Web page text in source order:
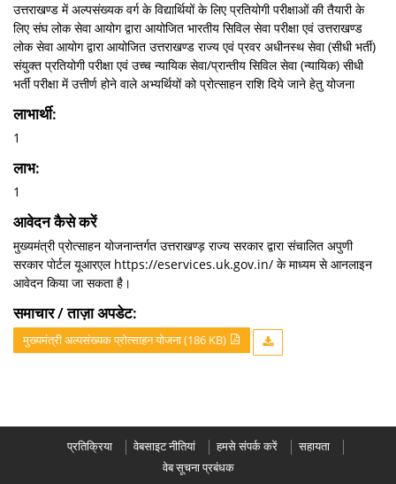
उत्तराखण्ड में अल्पसंख्यक वर्ग के विद्यार्थियों के लिए प्रतियोगी परीक्षाओं की तैयारी के
लिए संघ लोक सेवा आयोग द्वारा आयोजित भारतीय सिविल सेवा परीक्षा एवं उत्तराखण्ड
लोक सेवा आयोग द्वारा आयोजित उत्तराखण्ड राज्य एवं प्रवर अधीनस्थ सेवा (सीधी भर्ती)
संयुक्त प्रतियोगी परीक्षा एवं उच्च न्यायिक सेवा/प्रान्तीय सिविल सेवा (न्यायिक) सीधी
भर्ती परीक्षा में उत्तीर्ण होने वाले अभ्यर्थियों को प्रोत्साहन राशि दिये जाने हेतु योजना
लाभार्थी:
1
लाभ:
1
आवेदन कैसे करें
मुख्यमंत्री प्रोत्साहन योजनान्तर्गत उत्तराखण्ड़ राज्य सरकार द्वारा संचालित अपुणी
सरकार पोर्टल यूआरएल https://eservices.uk.gov.in/ के माध्यम से आनलाइन
आवेदन किया जा सकता है।
समाचार / ताज़ा अपडेट:
मुख्यमंत्री अल्पसंख्यक प्रोत्साहन योजना (186 KB)
प्रतिक्रिया वेबसाइट नीतियां हमसे संपर्क करें
सहायता
वेब सूचना प्रबंधक